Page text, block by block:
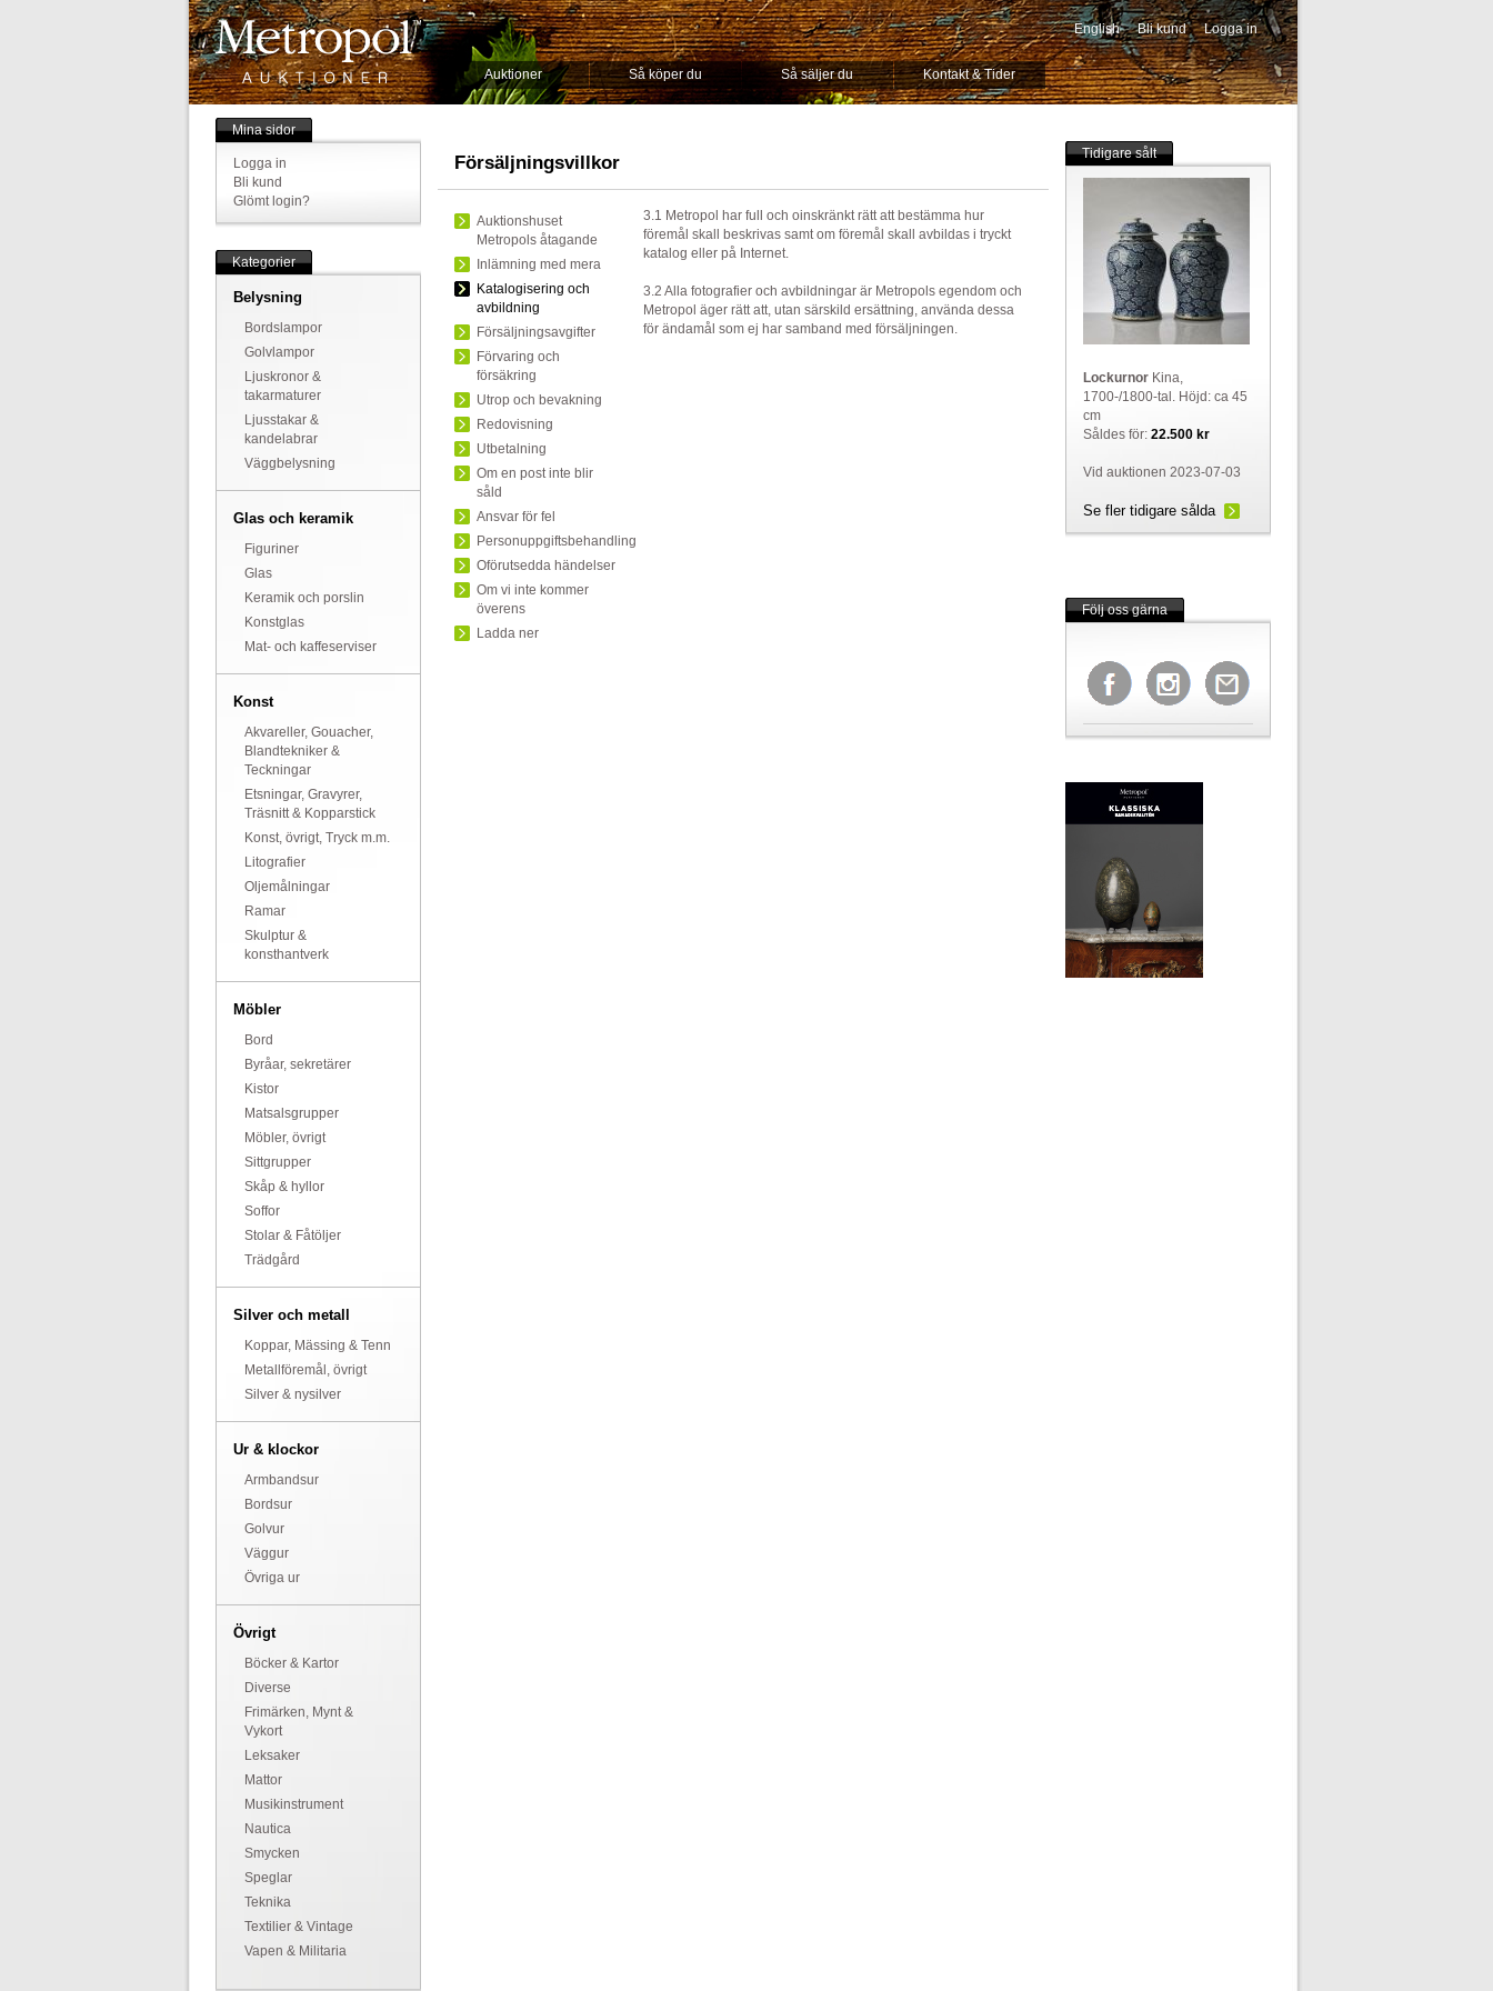
Auktioner Så köper du Så säljer du Kontakt & Tider
English Bli kund Logga in
-->
Mina sidor
Logga in
Bli kund
Glömt login?
Kategorier
Belysning
Bordslampor
Golvlampor
Ljuskronor &
takarmaturer
Ljusstakar &
kandelabrar
Väggbelysning
Glas och keramik
Figuriner
Glas
Keramik och porslin
Konstglas
Mat- och kaffeserviser
Konst
Akvareller, Gouacher,
Blandtekniker &
Teckningar
Etsningar, Gravyrer,
Träsnitt & Kopparstick
Konst, övrigt, Tryck m.m.
Litografier
Oljemålningar
Ramar
Skulptur &
konsthantverk
Möbler
Bord
Byråar, sekretärer
Kistor
Matsalsgrupper
Möbler, övrigt
Sittgrupper
Skåp & hyllor
Soffor
Stolar & Fåtöljer
Trädgård
Silver och metall
Koppar, Mässing & Tenn
Metallföremål, övrigt
Silver & nysilver
Ur & klockor
Armbandsur
Bordsur
Golvur
Väggur
Övriga ur
Övrigt
Böcker & Kartor
Diverse
Frimärken, Mynt &
Vykort
Leksaker
Mattor
Musikinstrument
Nautica
Smycken
Speglar
Teknika
Textilier & Vintage
Vapen & Militaria
Försäljningsvillkor
Auktionshuset
Metropols åtagande
Inlämning med mera
Katalogisering och
avbildning
Försäljningsavgifter
Förvaring och
försäkring
Utrop och bevakning
Redovisning
Utbetalning
Om en post inte blir
såld
Ansvar för fel
Personuppgiftsbehandling
Oförutsedda händelser
Om vi inte kommer
överens
Ladda ner
3.1 Metropol har full och oinskränkt rätt att bestämma hur
föremål skall beskrivas samt om föremål skall avbildas i tryckt
katalog eller på Internet.
3.2 Alla fotografier och avbildningar är Metropols egendom och
Metropol äger rätt att, utan särskild ersättning, använda dessa
för ändamål som ej har samband med försäljningen.
Tidigare sålt
LockurnorKina,
1700-/1800-tal. Höjd: ca 45
cm
Såldes för: 22.500 kr
Vid auktionen 2023-07-03
Se fler tidigare sålda
Följ oss gärna